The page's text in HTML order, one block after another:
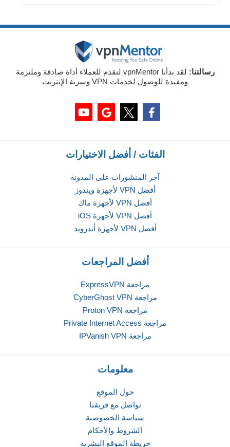
رسالتنا:
لقد بدأنا vpnMentor لنقدم للعملاء أداة صادقة وملتزمة
ومفيدة للوصول لخدمات VPN وسرية الإنترنت
الفئات / أفضل الاختيارات
آخر المنشورات على المدونة
أفضل VPN لأجهزة ويندوز
أفضل VPN لأجهزة ماك
أفضل VPN لأجهزة iOS
أفضل VPN لأجهزة أندرويد
أفضل المراجعات
مراجعة ExpressVPN
مراجعة CyberGhost VPN
مراجعة Proton VPN
مراجعة Private Internet Access
مراجعة IPVanish VPN
معلومات
حول الموقع
تواصل مع فريقنا
سياسة الخصوصية
الشروط والأحكام
خريطة الموقع البشرية